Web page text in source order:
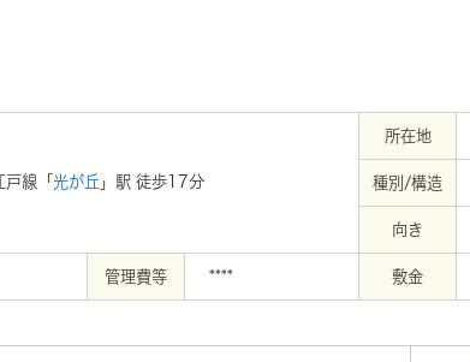
戸線「 光が丘 」駅 徒歩17分
所在地
種別/構造
向き
管理費等 **** 敷金